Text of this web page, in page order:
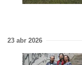
23 abr 2026